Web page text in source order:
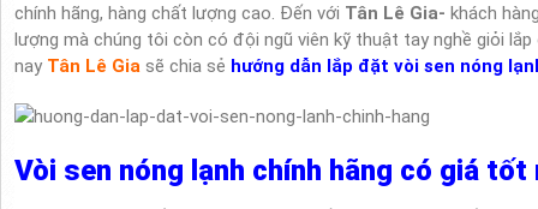
chính hãng, hàng chất lượng cao. Đến với Tân Lê Gia- khách
lượng mà chúng tôi còn có đội ngũ viên kỹ thuật tay nghề giỏi
nay Tân Lê Gia sẽ chia sẻ hướng dẫn lắp đặt vòi sen nóng
Vòi sen nóng lạnh chính hãng có giá